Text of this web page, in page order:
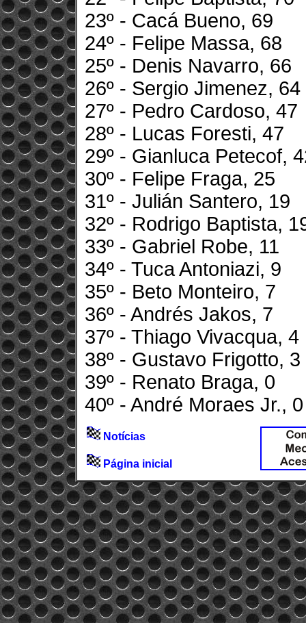
23º - Cacá Bueno, 69
24º - Felipe Massa, 68
25º - Denis Navarro, 66
26º - Sergio Jimenez, 64
27º - Pedro Cardoso, 47
28º - Lucas Foresti, 47
29º - Gianluca Petecof,
30º - Felipe Fraga, 25
31º - Julián Santero, 19
32º - Rodrigo Baptista,
33º - Gabriel Robe, 11
34º - Tuca Antoniazi, 9
35º - Beto Monteiro, 7
36º - Andrés Jakos, 7
37º - Thiago Vivacqua, 4
38º - Gustavo Frigotto, 3
39º - Renato Braga, 0
40º - André Moraes Jr., 0
Notícias
Página inicial